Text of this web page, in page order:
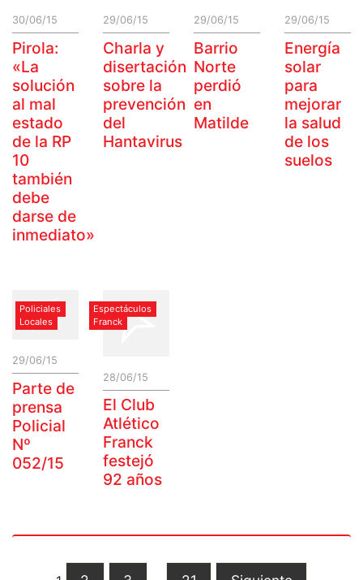
30/06/15
Pirola:
«La
solución
al mal
estado
de la RP
10
también
debe
darse de
inmediato»
29/06/15
Charla y
disertación
sobre la
prevención
del
Hantavirus
29/06/15
Barrio
Norte
perdió
en
Matilde
29/06/15
Energía
solar
para
mejorar
la salud
de los
suelos
Policiales
Locales
29/06/15
Parte de
prensa
Policial
Nº
052/15
Espectáculos
Franck
28/06/15
El Club
Atlético
Franck
festejó
92 años